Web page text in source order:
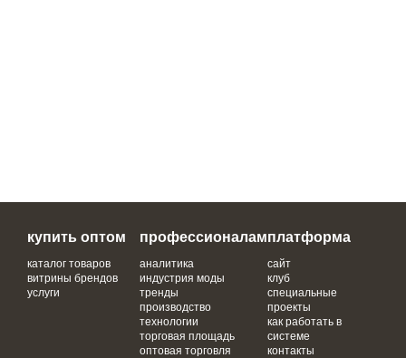
купить оптом
каталог товаров
витрины брендов
услуги
профессионалам
аналитика
индустрия моды
тренды
производство
технологии
торговая площадь
оптовая торговля
платформа
сайт
клуб
специальные
проекты
как работать в
системе
контакты